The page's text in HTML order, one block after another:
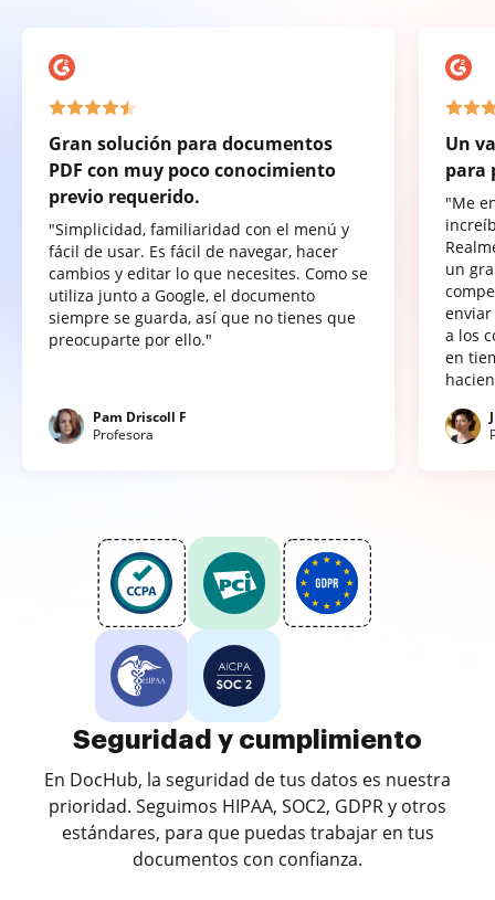
Gran solución para documentos
PDF con muy poco conocimiento
previo requerido.
"Simplicidad, familiaridad con el menú y
fácil de usar. Es fácil de navegar, hacer
cambios y editar lo que necesites. Como se
utiliza junto a Google, el documento
siempre se guarda, así que no tienes que
preocuparte por ello."
Pam Driscoll F
Profesora
Un
para
"Me
un
a los
en
Seguridad y cumplimiento
En DocHub, la seguridad de tus datos es nuestra
prioridad. Seguimos HIPAA, SOC2, GDPR y otros
estándares, para que puedas trabajar en tus
documentos con confianza.